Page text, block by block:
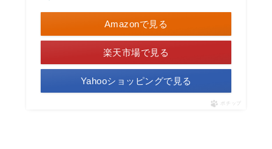
Amazonで見る
楽天市場で見る
Yahooショッピングで見る
ポチップ